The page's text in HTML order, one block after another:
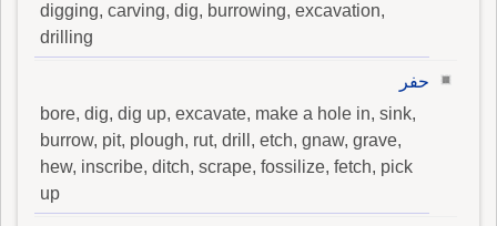
digging, carving, dig, burrowing, excavation,
drilling
حفر
bore, dig, dig up, excavate, make a hole in, sink,
burrow, pit, plough, rut, drill, etch, gnaw, grave,
hew, inscribe, ditch, scrape, fossilize, fetch, pick
up